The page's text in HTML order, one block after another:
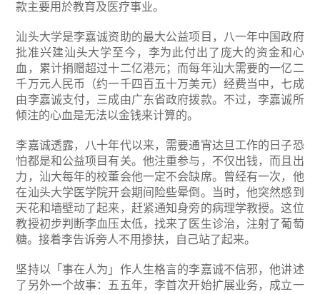
款主要用於教育及医疗事业。
汕头大学是李嘉诚资助的最大公益项目，八一年中国政府
批准兴建汕头大学至今，李为此付出了庞大的资金和心
血，累计捐赠超过十二亿港元；而每年汕大需要的一亿二
千万元人民币（约一千四百五十万美元）经费当中，七成
由李嘉诚支付，三成由广东省政府拨款。不过，李嘉诚所
倾注的心血是无法以金钱来计算的。
李嘉诚透露，八十年代以来，需要通宵达旦工作的日子恐
怕都是和公益项目有关。他注重参与，不仅出钱，而且出
力，汕大每年的校董会他一定不会缺席。曾经有一次，他
在汕头大学医学院开会期间险些晕倒。当时，他突然感到
天花和墙壁动了起来，赶紧通知身旁的病理学教授。这位
教授初步判断李血压太低，找来了医生诊治，注射了葡萄
糖。接着李告诉旁人不用掺扶，自己站了起来。
坚持以「事在人为」作人生格言的李嘉诚不信邪，他讲述
了另外一个故事：五五年，李首次开始扩展业务，成立一